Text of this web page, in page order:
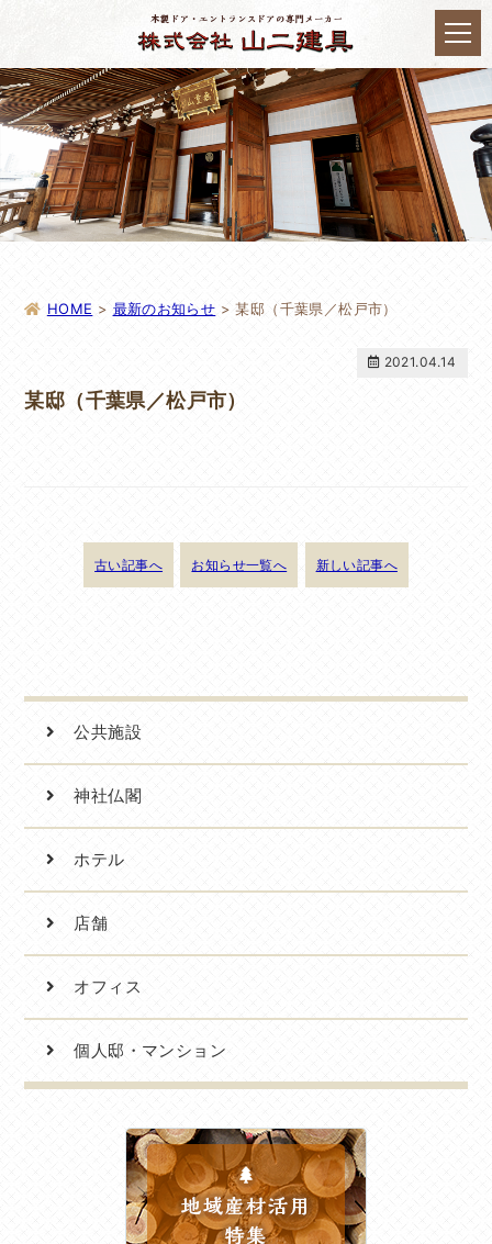
HOME > 最新のお知らせ >某邸（千葉県／松戸市）
某邸（千葉県／松戸市）
2021.04.14
古い記事へ お知らせ一覧へ 新しい記事へ
公共施設
神社仏閣
ホテル
店舗
オフィス
個人邸・マンション